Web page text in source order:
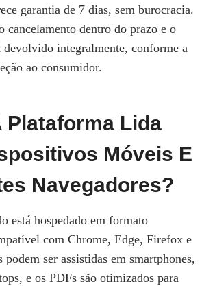
garantia de 7 dias, sem burocracia.
cancelamento dentro do prazo e o
devolvido integralmente, conforme a
ao consumidor.
Plataforma Lida
Móveis E
Navegadores?
está hospedado em formato
com Chrome, Edge, Firefox e
podem ser assistidas em smartphones,
e os PDFs são otimizados para